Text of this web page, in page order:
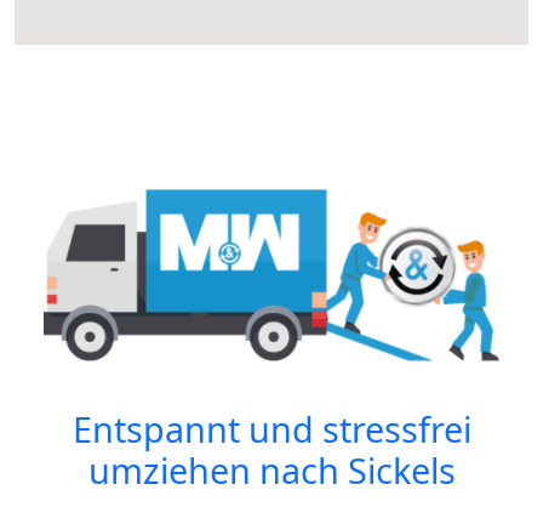
Entspannt und stressfrei
umziehen nach Sickels